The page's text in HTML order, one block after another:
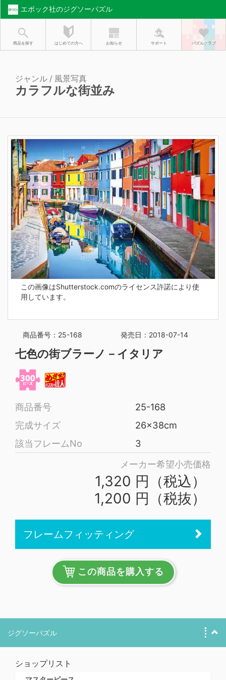
エポック社のジグソーパズル
商品を探す はじめての方へ お知らせ サポート パズルクラブ
ジャンル / 風景写真
カラフルな街並み
この画像はShutterstock.comのライセンス許諾により使
用しています。
商品番号：25-168 発売日：2018-07-14
七色の街ブラーノ－イタリア
商品番号
25-168
完成サイズ
26x38cm
該当フレームNo
3
メーカー希望小売価格
1,320 円（税込）
1,200 円（税抜）
フレームフィッティング
この商品を購入する
ジグソーパズル
ショップリスト